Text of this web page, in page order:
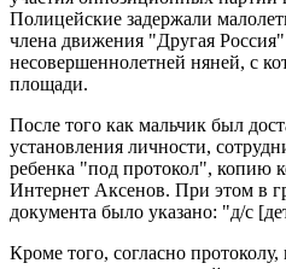
Полицейские задержали
члена движения "Другая
несовершеннолетней няней, с
площади.
После того как мальчик был
установления личности,
ребенка "под протокол", копию
Интернет Аксенов. При этом в
документа было указано: "д/с
Кроме того, согласно